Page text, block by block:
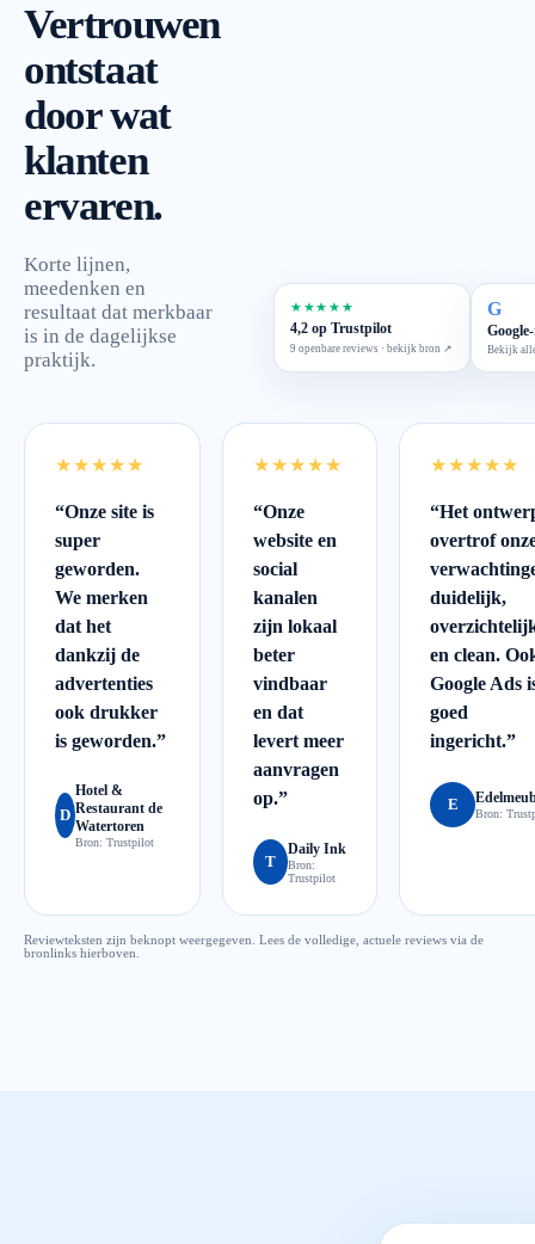
Vertrouwen
ontstaat
door wat
klanten
ervaren.
Korte lijnen,
meedenken en
resultaat dat merkbaar
is in de dagelijkse
praktijk.
★★★★★
4,2 op Trustpilot
9 openbare reviews · bekijk bron ↗
G
Bekijk
★★★★★
“Onze site is
super
geworden.
We merken
dat het
dankzij de
advertenties
ook drukker
is geworden.”
D
Hotel &
Restaurant de
Watertoren
Bron: Trustpilot
★★★★★
“Onze
website en
social
kanalen
zijn lokaal
beter
vindbaar
en dat
levert meer
aanvragen
op.”
T
Daily Ink
Bron:
Trustpilot
★★★★★
“Het
overtrof
duidelijk,
en clean.
Google Ads
goed
ingericht.”
E
Bron:
Reviewteksten zijn beknopt weergegeven. Lees de volledige, actuele reviews via de
bronlinks hierboven.